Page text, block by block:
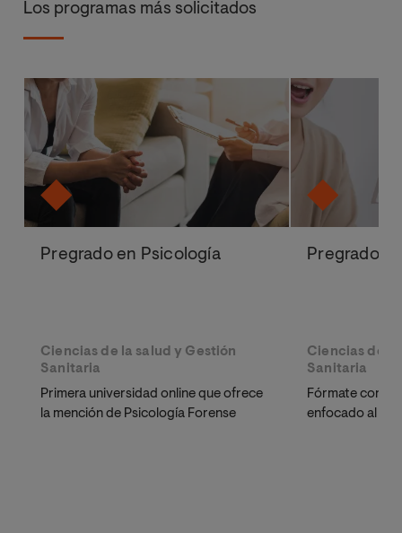
Los programas más solicitados
Pregrado en Psicología
Ciencias de la salud y Gestión
Sanitaria
Primera universidad online que ofrece
la mención de Psicología Forense
Pregrado
Ciencias de
Sanitaria
Fórmate con
enfocado al